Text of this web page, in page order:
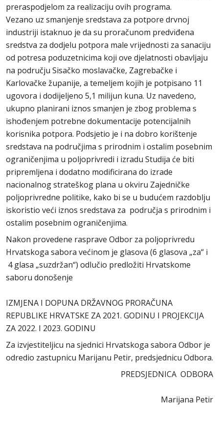
preraspodjelom za realizaciju ovih programa.
Vezano uz smanjenje sredstava za potpore drvnoj
industriji istaknuo je da su proračunom predviđena
sredstva za dodjelu potpora male vrijednosti za sanaciju
od potresa poduzetnicima koji ove djelatnosti obavljaju
na području Sisačko moslavačke, Zagrebačke i
Karlovačke županije, a temeljem kojih je potpisano 11
ugovora i dodijeljeno 5,1 milijun kuna. Uz navedeno,
ukupno planirani iznos smanjen je zbog problema s
ishođenjem potrebne dokumentacije potencijalnih
korisnika potpora. Podsjetio je i na dobro korištenje
sredstava na područjima s prirodnim i ostalim posebnim
ograničenjima u poljoprivredi i izradu Studija će biti
pripremljena i dodatno modificirana do izrade
nacionalnog strateškog plana u okviru Zajedničke
poljoprivredne politike, kako bi se u budućem razdoblju
iskoristio veći iznos sredstava za područja s prirodnim i
ostalim posebnim ograničenjima.
Nakon provedene rasprave Odbor za poljoprivredu
Hrvatskoga sabora većinom je glasova (6 glasova „za“ i
4 glasa „suzdržan“) odlučio predložiti Hrvatskome
saboru donošenje
IZMJENA I DOPUNA DRŽAVNOG PRORAČUNA
REPUBLIKE HRVATSKE ZA 2021. GODINU I PROJEKCIJA
ZA 2022. I 2023. GODINU
Za izvjestiteljicu na sjednici Hrvatskoga sabora Odbor je
odredio zastupnicu Marijanu Petir, predsjednicu Odbora.
PREDSJEDNICA ODBORA
Marijana Petir